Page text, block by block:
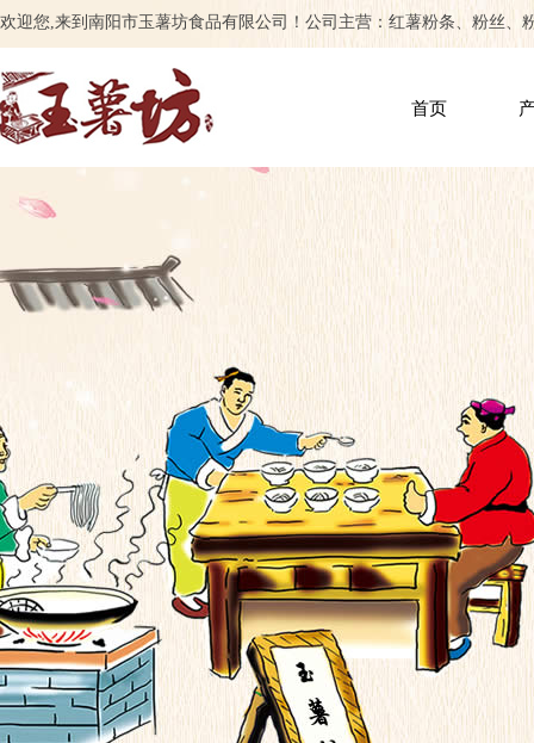
欢迎您,来到南阳市玉薯坊食品有限公司！公司主营：红薯粉条、粉丝、
首页